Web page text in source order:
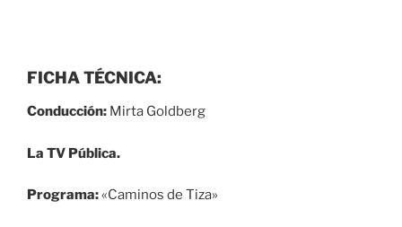
FICHA TÉCNICA:
Conducción: Mirta Goldberg
La TV Pública.
Programa:«Caminos de Tiza»